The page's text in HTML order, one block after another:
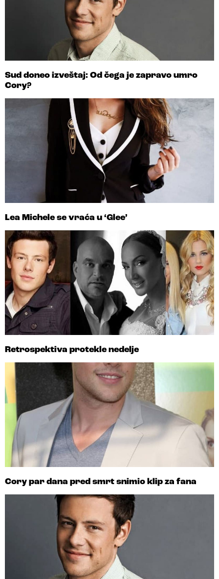
Sud doneo izveštaj: Od čega je zapravo umro
Cory?
Lea Michele se vraća u ‘Glee’
Retrospektiva protekle nedelje
Cory par dana pred smrt snimio klip za fana